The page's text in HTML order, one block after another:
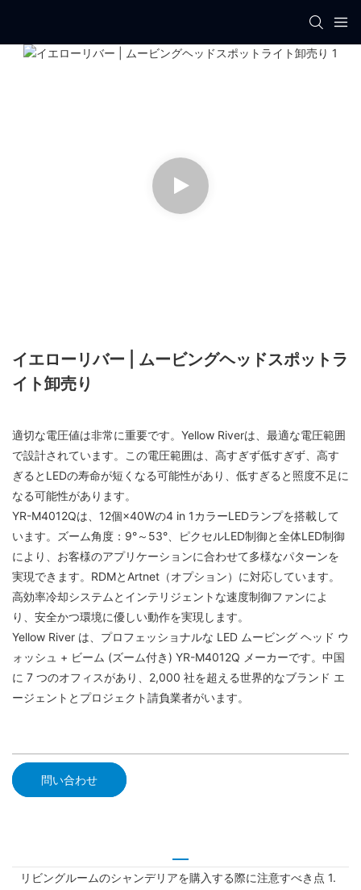
イエローリバー | ムービングヘッドスポットラ
イト卸売り
適切な電圧値は非常に重要です。Yellow Riverは、最適な電圧範囲
で設計されています。この電圧範囲は、高すぎず低すぎず、高す
ぎるとLEDの寿命が短くなる可能性があり、低すぎると照度不足に
なる可能性があります。
YR-M4012Qは、12個×40Wの4 in 1カラーLEDランプを搭載して
います。ズーム角度：9°～53°、ピクセルLED制御と全体LED制御
により、お客様のアプリケーションに合わせて多様なパターンを
実現できます。RDMとArtnet（オプション）に対応しています。
高効率冷却システムとインテリジェントな速度制御ファンによ
り、安全かつ環境に優しい動作を実現します。
Yellow River は、プロフェッショナルな LED ムービング ヘッド ウ
ォッシュ + ビーム (ズーム付き) YR-M4012Q メーカーです。中国
に 7 つのオフィスがあり、2,000 社を超える世界的なブランド エ
ージェントとプロジェクト請負業者がいます。
問い合わせ
リビングルームのシャンデリアを購入する際に注意すべき点 1.